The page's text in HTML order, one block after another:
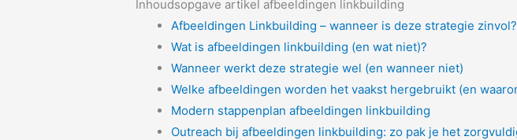
Inhoudsopgave artikel afbeeldingen linkbuilding
Afbeeldingen Linkbuilding – wanneer is deze strategie zinvol?
Wat is afbeeldingen linkbuilding (en wat niet)?
Wanneer werkt deze strategie wel (en wanneer niet)
Welke afbeeldingen worden het vaakst hergebruikt (en
Modern stappenplan afbeeldingen linkbuilding
Outreach bij afbeeldingen linkbuilding: zo pak je het